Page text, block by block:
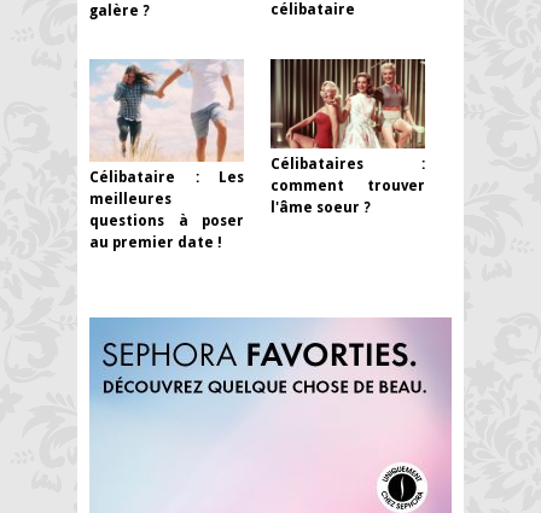
galère ?
célibataire
Célibataire : Les
meilleures
questions à poser
au premier date !
Célibataires :
comment trouver
l'âme soeur ?